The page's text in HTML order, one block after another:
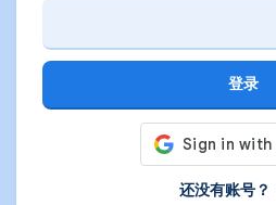
登录
还没有账号？